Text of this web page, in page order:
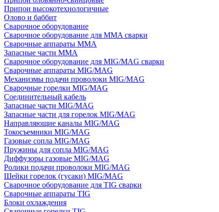
Припои высокотехнологичные
Олово и баббит
Сварочное оборудование
Сварочное оборудование для MMA сварки
Сварочные аппараты MMA
Запасные части MMA
Сварочное оборудование для MIG/MAG сварки
Сварочные аппараты MIG/MAG
Механизмы подачи проволоки MIG/MAG
Сварочные горелки MIG/MAG
Соединительный кабель
Запасные части MIG/MAG
Запасные части для горелок MIG/MAG
Направляющие каналы MIG/MAG
Токосъемники MIG/MAG
Газовые сопла MIG/MAG
Пружины для сопла MIG/MAG
Диффузоры газовые MIG/MAG
Ролики подачи проволоки MIG/MAG
Шейки горелок (гусаки) MIG/MAG
Сварочное оборудование для TIG сварки
Сварочные аппараты TIG
Блоки охлаждения